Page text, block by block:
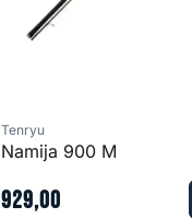
Tenryu
Namija 900 M
929,00